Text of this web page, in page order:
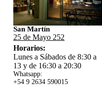
San Martín
25 de Mayo 252
Horarios:
Lunes a Sábados de 8:30 a
13 y de 16:30 a 20:30
Whatsapp:
+54 9 2634 590015